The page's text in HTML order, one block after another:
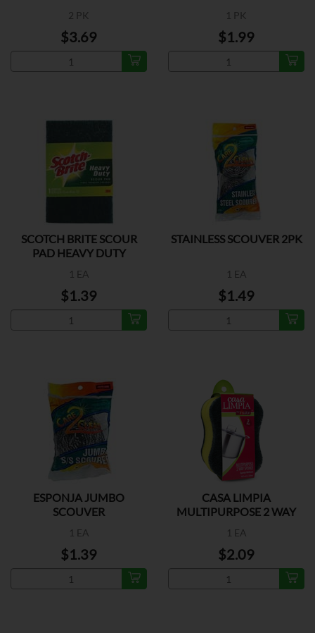
2 PK
$3.69
1 PK
$1.99
SCOTCH BRITE SCOUR
PAD HEAVY DUTY
1 EA
$1.39
STAINLESS SCOUVER 2PK
1 EA
$1.49
ESPONJA JUMBO
SCOUVER
1 EA
$1.39
CASA LIMPIA
MULTIPURPOSE 2 WAY
1 EA
$2.09